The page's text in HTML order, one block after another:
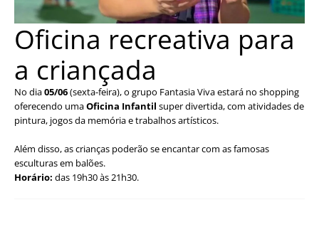
Oficina recreativa para
a criançada
No dia05/06(sexta-feira), o grupo Fantasia Viva estará no shopping
oferecendo umaOficina Infantil super divertida, com atividades de
pintura, jogos da memória e trabalhos artísticos.
Além disso, as crianças poderão se encantar com as famosas
esculturas em balões.
Horário: das 19h30 às 21h30.